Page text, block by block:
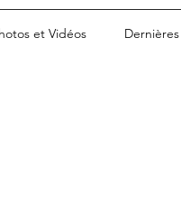
et Vidéos